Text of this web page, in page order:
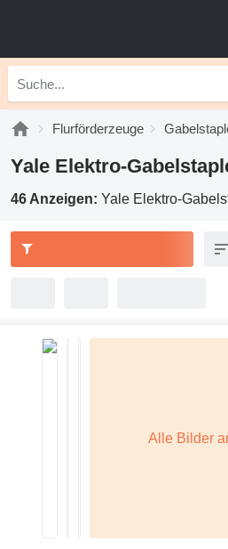
Flurförderzeuge
Yale Elektro-
46 Anzeigen: Yale Elektro-